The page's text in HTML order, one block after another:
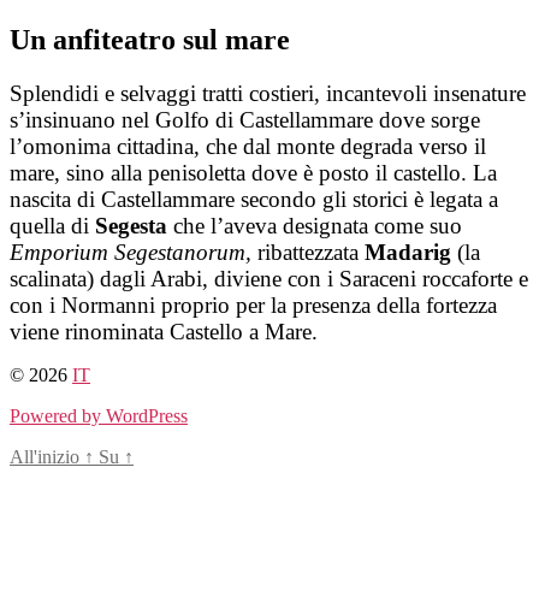
Salta
al
Un anfiteatro sul mare
Splendidi e selvaggi tratti costieri, incantevoli insenature
s’insinuano nel Golfo di Castellammare dove sorge
l’omonima cittadina, che dal monte degrada verso il
mare, sino alla penisoletta dove è posto il castello. La
nascita di Castellammare secondo gli storici è legata a
quella di Segesta che l’aveva designata come suo
Emporium Segestanorum, ribattezzata Madarig (la
scalinata) dagli Arabi, diviene con i Saraceni roccaforte e
con i Normanni proprio per la presenza della fortezza
viene rinominata Castello a Mare.
© 2026 IT
Powered by WordPress
All'inizio ↑ Su ↑